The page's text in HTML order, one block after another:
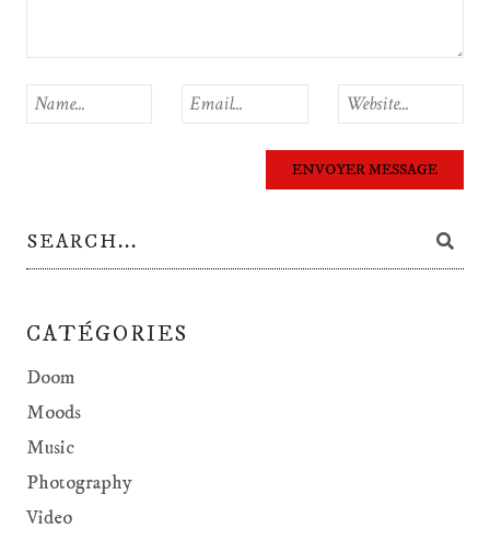
CATÉGORIES
Doom
Moods
Music
Photography
Video